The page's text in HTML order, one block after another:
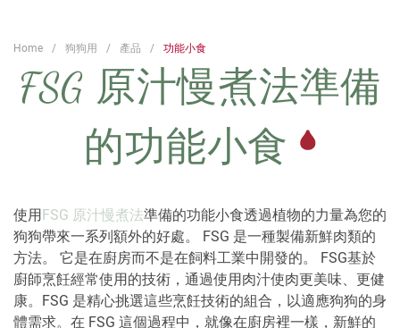
Home 狗狗用 產品 功能小食
FSG 原汁慢煮法準備
的功能小食
使用FSG 原汁慢煮法準備的功能小食透過植物的力量為您的
狗狗帶來一系列額外的好處。 FSG 是一種製備新鮮肉類的
方法。 它是在廚房而不是在飼料工業中開發的。 FSG基於
廚師烹飪經常使用的技術，通過使用肉汁使肉更美味、更健
康。FSG 是精心挑選這些烹飪技術的組合，以適應狗狗的身
體需求。在 FSG 這個過程中，就像在廚房裡一樣，新鮮的